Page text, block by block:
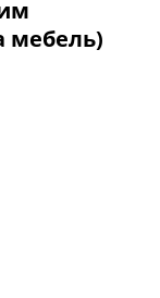
мебель)